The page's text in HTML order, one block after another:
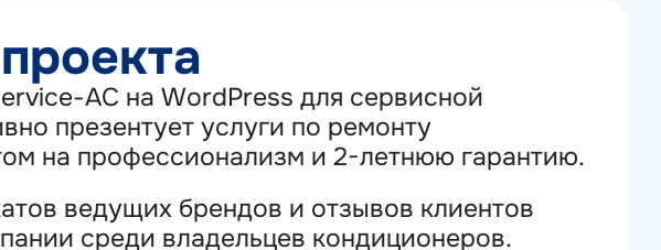
AC на WordPress для сервисной
презентует услуги по ремонту
на профессионализм и 2-летнюю гарантию.
ведущих брендов и отзывов клиентов
среди владельцев кондиционеров.